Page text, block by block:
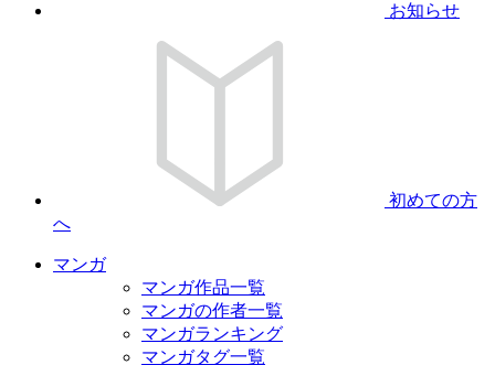
お知らせ
初めての方
へ
マンガ
マンガ作品一覧
マンガの作者一覧
マンガランキング
マンガタグ一覧